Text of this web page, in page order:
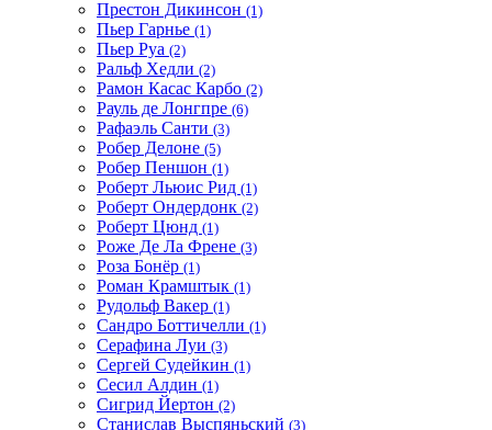
Престон Дикинсон (1)
Пьер Гарнье (1)
Пьер Руа (2)
Ральф Хедли (2)
Рамон Касас Карбо (2)
Рауль де Лонгпре (6)
Рафаэль Санти (3)
Робер Делоне (5)
Робер Пеншон (1)
Роберт Льюис Рид (1)
Роберт Ондердонк (2)
Роберт Цюнд (1)
Роже Де Ла Френе (3)
Роза Бонёр (1)
Роман Крамштык (1)
Рудольф Вакер (1)
Сандро Боттичелли (1)
Серафина Луи (3)
Сергей Судейкин (1)
Сесил Алдин (1)
Сигрид Йертон (2)
Станислав Выспяньский (3)